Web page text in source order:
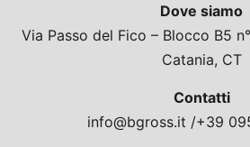
Dove siamo
Via Passo del Fico – Blocco B5
Catania, CT
Contatti
info@bgross.it /+39